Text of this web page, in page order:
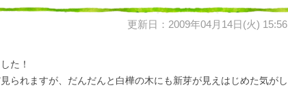
更新日：2009年04月14日(火) 15:56
た！
られますが、だんだんと白樺の木にも新芽が見えはじめた気がし